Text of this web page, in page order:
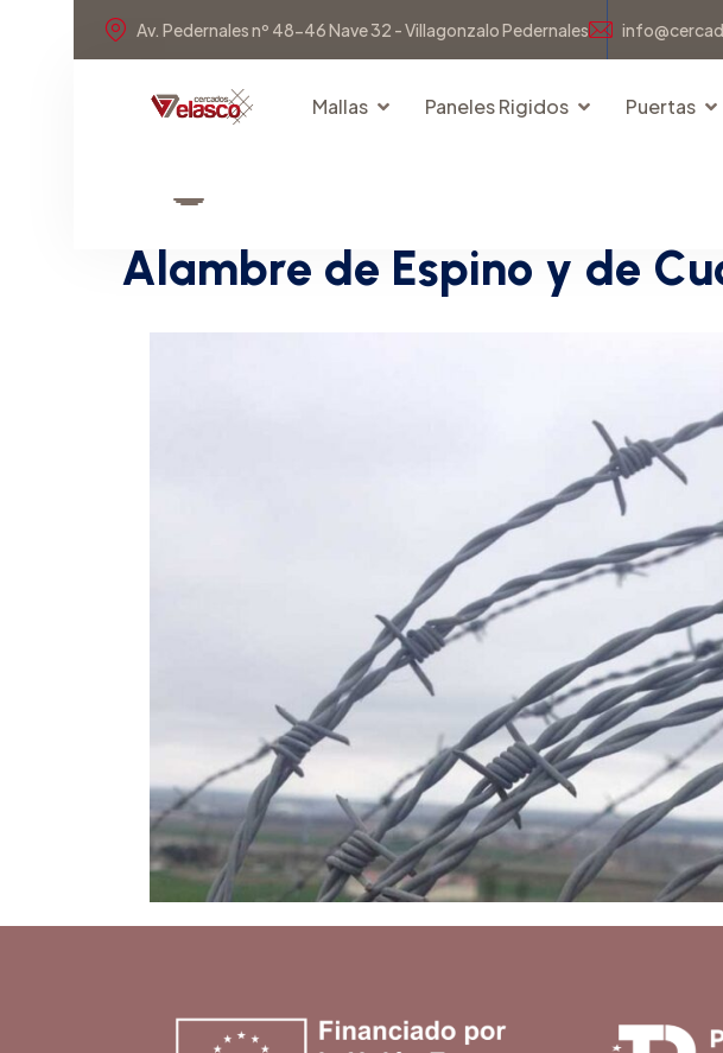
Av. Pedernales nº 48-46 Nave 32 - Villagonzalo Pedernales
Mallas Paneles Rigidos Puertas
MALLAS
Alambre de Espino y de Cu